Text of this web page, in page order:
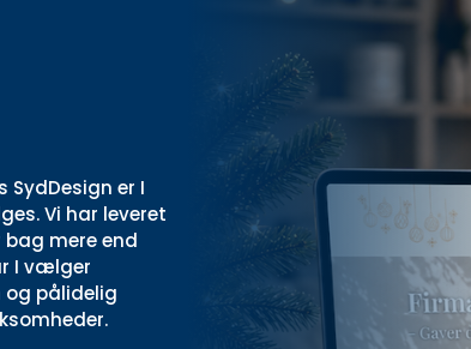
er I
Vi har leveret
mere end
I vælger
og pålidelig